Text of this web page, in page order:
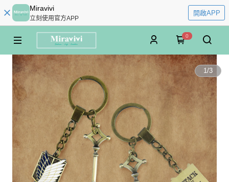
Miravivi
立刻使用官方APP
開啟APP
0
1/3